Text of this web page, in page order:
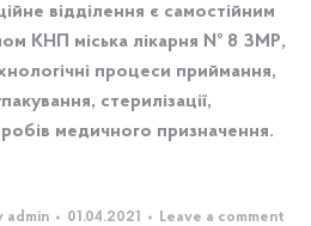
відділення є самостійним
КНП міська лікарня № 8 ЗМР,
процеси приймання,
стерилізації,
медичного призначення.
admin 01.04.2021 Leave a comment